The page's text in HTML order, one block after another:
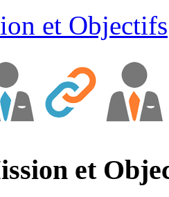
et Objectifs
et